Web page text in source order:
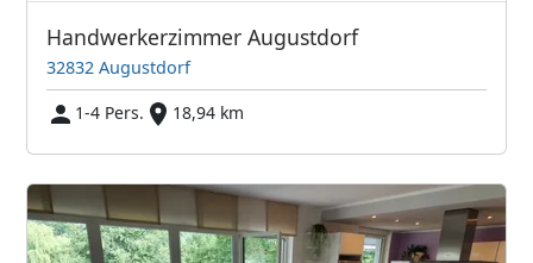
Handwerkerzimmer Augustdorf
32832 Augustdorf
1-4 Pers.
18,94 km